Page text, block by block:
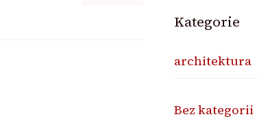
Kategorie
architektura
Bez kategorii